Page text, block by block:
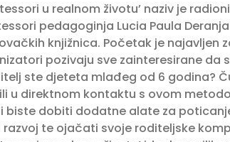
u realnom životu’ naziv je
pedagoginja Lucia Paula
knjižnica. Početak je najavljen
pozivaju sve zainteresirane da
ste djeteta mlađeg od 6 godina?
u direktnom kontaktu s ovom
biste dobiti dodatne alate za
razvoj te ojačati svoje roditeljske